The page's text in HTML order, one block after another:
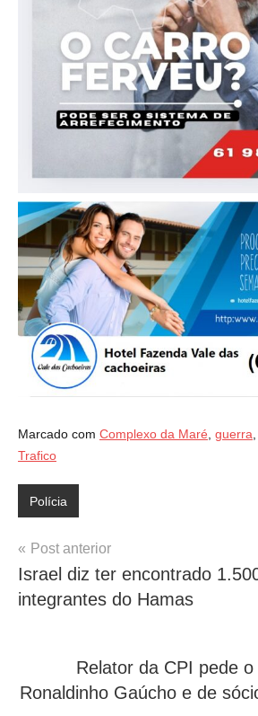
Marcado com Complexo da Maré, guerra,
Trafico
Polícia
Navegação
de
Post
Post anterior
Israel diz ter encontrado
integrantes do Hamas
Relator da CPI pede
Ronaldinho Gaúcho e de